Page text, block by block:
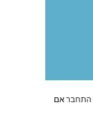
התחבראם